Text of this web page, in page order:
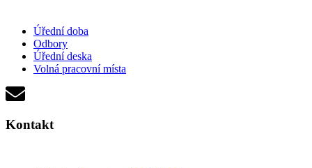
Úřední doba
Odbory
Úřední deska
Volná pracovní místa
Kontakt